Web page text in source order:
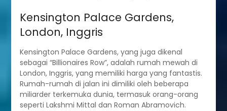
Kensington Palace Gardens,
London, Inggris
Kensington Palace Gardens, yang juga dikenal
sebagai “Billionaires Row”, adalah rumah mewah di
London, Inggris, yang memiliki harga yang fantastis.
Rumah-rumah di jalan ini dimiliki oleh beberapa
miliarder terkemuka dunia, termasuk orang-orang
seperti Lakshmi Mittal dan Roman Abramovich.